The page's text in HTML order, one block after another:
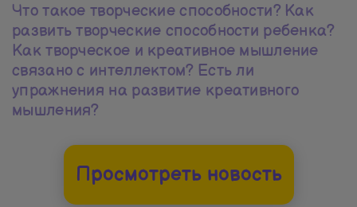
Что такое творческие способности? Как
развить творческие способности ребенка?
Как творческое и креативное мышление
связано с интеллектом? Есть ли
упражнения на развитие креативного
мышления?
Просмотреть новость